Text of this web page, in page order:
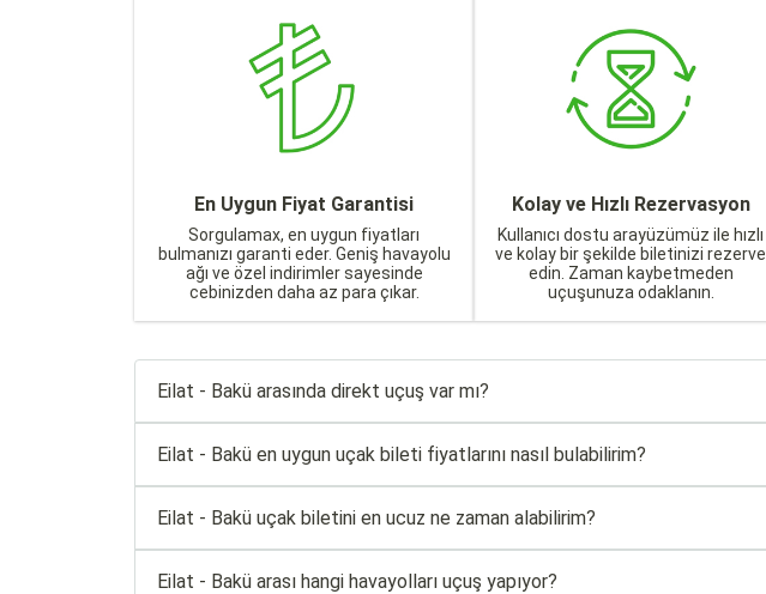
En Uygun Fiyat Garantisi
Sorgulamax, en uygun fiyatları
bulmanızı garanti eder. Geniş havayolu
ağı ve özel indirimler sayesinde
cebinizden daha az para çıkar.
Kolay ve Hızlı Rezervasyon
Kullanıcı dostu arayüzümüz ile hızlı
ve kolay bir şekilde biletinizi rezerve
edin. Zaman kaybetmeden
uçuşunuza odaklanın.
Eilat - Bakü arasında direkt uçuş var mı?
Eilat - Bakü en uygun uçak bileti fiyatlarını nasıl bulabilirim?
Eilat - Bakü uçak biletini en ucuz ne zaman alabilirim?
Eilat - Bakü arası hangi havayolları uçuş yapıyor?